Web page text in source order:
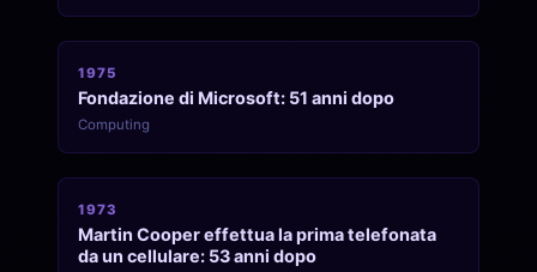
1975
Fondazione di Microsoft: 51 anni dopo
Computing
1973
Martin Cooper effettua la prima telefonata
da un cellulare: 53 anni dopo